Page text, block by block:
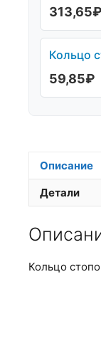
313,65₽
Кольцо
59,85₽
Описание
Детали
Кольцо